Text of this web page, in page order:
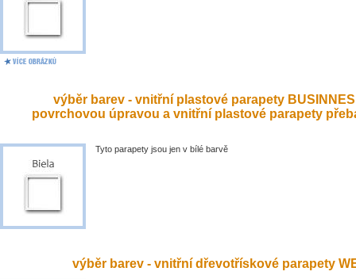
výběr barev - vnitřní plastové parapety
povrchovou úpravou a vnitřní plastové parapety
Tyto parapety jsou jen v bílé barvě
výběr barev - vnitřní dřevotřískové parapety